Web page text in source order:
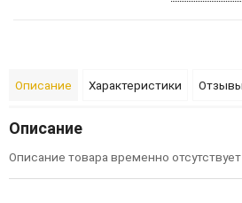
Описание Характеристики Отзывы
Описание
Описание товара временно отсутствует